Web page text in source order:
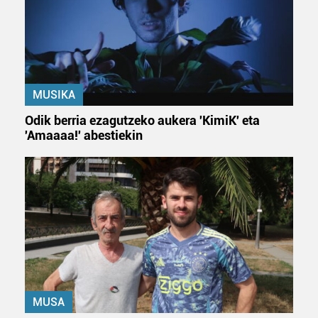
MUSIKA
Odik berria ezagutzeko aukera 'KimiK' eta
'Amaaaa!' abestiekin
MUSA